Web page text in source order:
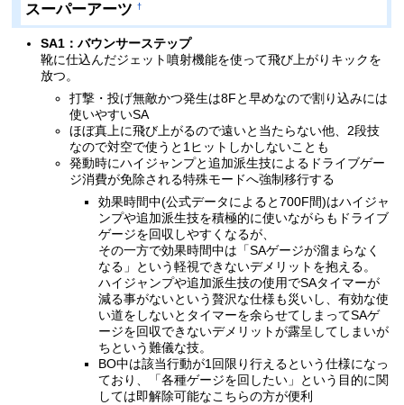
スーパーアーツ †
SA1：バウンサーステップ
靴に仕込んだジェット噴射機能を使って飛び上がりキックを
放つ。
打撃・投げ無敵かつ発生は8Fと早めなので割り込みには
使いやすいSA
ほぼ真上に飛び上がるので遠いと当たらない他、2段技
なので対空で使うと1ヒットしかしないことも
発動時にハイジャンプと追加派生技によるドライブゲー
ジ消費が免除される特殊モードへ強制移行する
効果時間中(公式データによると700F間)はハイジャ
ンプや追加派生技を積極的に使いながらもドライブ
ゲージを回収しやすくなるが、
その一方で効果時間中は「SAゲージが溜まらなく
なる」という軽視できないデメリットを抱える。
ハイジャンプや追加派生技の使用でSAタイマーが
減る事がないという贅沢な仕様も災いし、有効な使
い道をしないとタイマーを余らせてしまってSAゲ
ージを回収できないデメリットが露呈してしまいが
ちという難儀な技。
BO中は該当行動が1回限り行えるという仕様になっ
ており、「各種ゲージを回したい」という目的に関
しては即解除可能なこちらの方が便利